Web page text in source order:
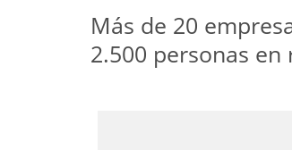
Más de 20
2.500 personas